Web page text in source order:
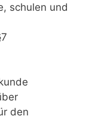
schulen und
den